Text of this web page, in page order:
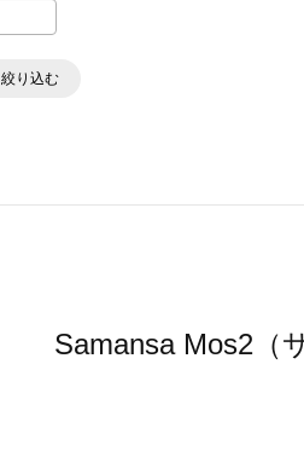
絞り込む
Samansa Mos2（